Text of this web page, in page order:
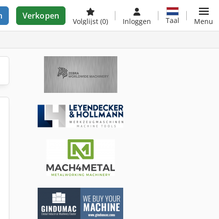
Verkopen
Volglijst (0) Inloggen Taal Menu